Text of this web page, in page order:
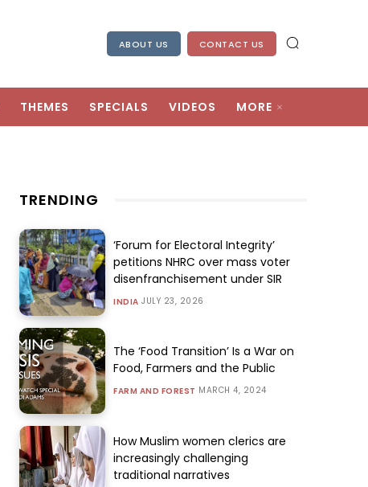
ABOUT US CONTACT US
THEMES SPECIALS VIDEOS MORE
TRENDING
‘Forum for Electoral Integrity’
petitions NHRC over mass voter
disenfranchisement under SIR
INDIA JULY 23, 2026
The ‘Food Transition’ Is a War on
Food, Farmers and the Public
FARM AND FOREST MARCH 4, 2024
How Muslim women clerics are
increasingly challenging
traditional narratives